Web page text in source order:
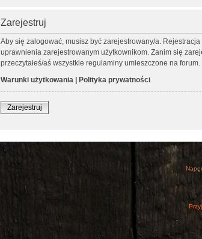
Zarejestruj
Aby się zalogować, musisz być zarejestrowany/a.
uprawnienia zarejestrowanym użytkownikom. Zanim się
przeczytałeś/aś wszystkie regulaminy umieszczone na forum.
Warunki użytkowania
Polityka prywatności
Zarejestruj